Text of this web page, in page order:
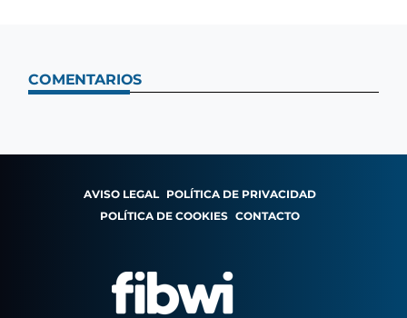
COMENTARIOS
AVISO LEGAL POLÍTICA DE PRIVACIDAD
POLÍTICA DE COOKIES CONTACTO